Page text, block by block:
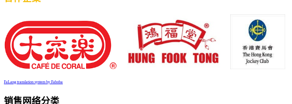
FaLang translation system by Faboba
销售网络分类